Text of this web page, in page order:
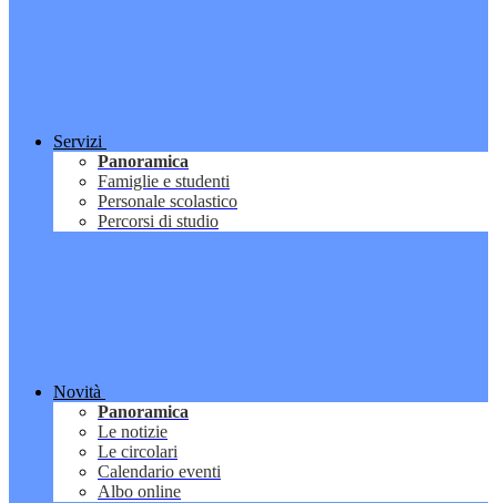
Servizi
Panoramica
Famiglie e studenti
Personale scolastico
Percorsi di studio
Novità
Panoramica
Le notizie
Le circolari
Calendario eventi
Albo online